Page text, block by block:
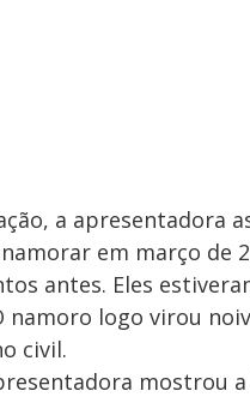
a apresentadora
em março de
antes. Eles
namoro logo virou
civil.
mostrou